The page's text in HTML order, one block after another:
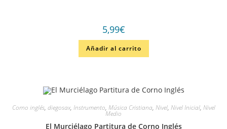
5,99€
Añadir al carrito
Corno inglés, diegosax, Instrumento, Música Cristiana, Nivel, Nivel Inicial, Nivel
Medio
El Murciélago Partitura de Corno Inglés